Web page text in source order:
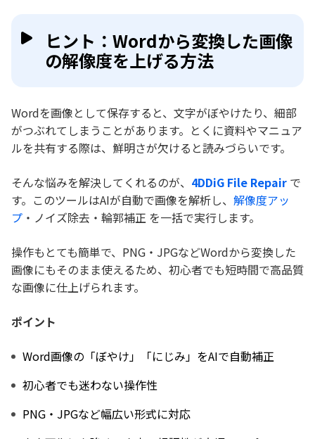
ヒント：Wordから変換した画像
の解像度を上げる方法
Wordを画像として保存すると、文字がぼやけたり、細部
がつぶれてしまうことがあります。とくに資料やマニュア
ルを共有する際は、鮮明さが欠けると読みづらいです。
そんな悩みを解決してくれるのが、 4DDiG File Repair で
す。このツールはAIが自動で画像を解析し、 解像度アッ
プ ・ノイズ除去・輪郭補正 を一括で実行します。
操作もとても簡単で、PNG・JPGなどWordから変換した
画像にもそのまま使えるため、初心者でも短時間で高品質
な画像に仕上げられます。
ポイント
Word画像の「ぼやけ」「にじみ」をAIで自動補正
初心者でも迷わない操作性
PNG・JPGなど幅広い形式に対応